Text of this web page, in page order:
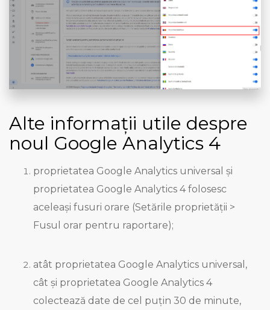
Alte informații utile despre
noul Google Analytics 4
proprietatea Google Analytics universal și
proprietatea Google Analytics 4 folosesc
aceleași fusuri orare (Setările proprietății >
Fusul orar pentru raportare);
atât proprietatea Google Analytics universal,
cât și proprietatea Google Analytics 4
colectează date de cel puțin 30 de minute,